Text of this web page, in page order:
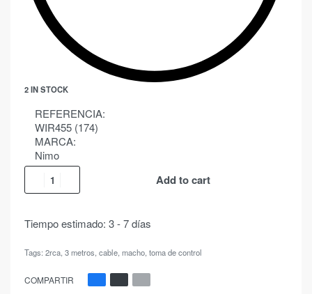
2 IN STOCK
REFERENCIA:
WIR455 (174)
MARCA:
Nimo
Add to cart
Tiempo estimado: 3 - 7 días
Tags: 2rca, 3 metros, cable, macho, toma de control
COMPARTIR